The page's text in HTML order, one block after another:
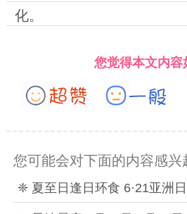
化。
您觉得本文内容
您可能会对下面的内容感兴
❈ 夏至日逢日环食 6·21亚洲